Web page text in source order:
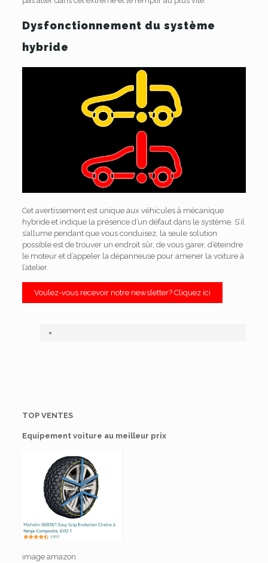
Dysfonctionnement du système
hybride
Cet avertissement est unique aux véhicules à mécanique
hybride et indique la présence d’un défaut dans le système. S’il
s’allume pendant que vous conduisez, la seule solution
possible est de trouver un endroit sûr, de vous garer, d’éteindre
le moteur et d’appeler la dépanneuse pour amener la voiture à
l’atelier.
Voulez-vous recevoir notre newsletter? Cliquez ici
TOP VENTES
Equipement voiture au meilleur prix
image amazon